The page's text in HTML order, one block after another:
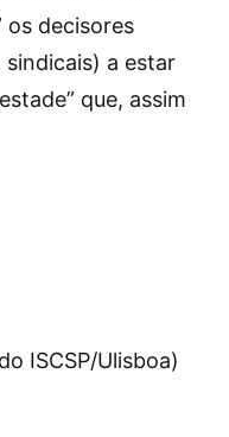
os decisores
a estar
que, assim
ISCSP/Ulisboa)